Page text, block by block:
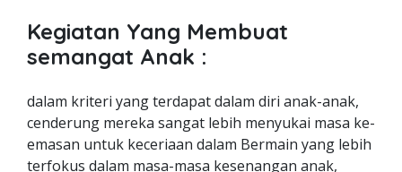
Kegiatan Yang Membuat
semangat Anak :
dalam kriteri yang terdapat dalam diri anak-anak,
cenderung mereka sangat lebih menyukai masa ke-
emasan untuk keceriaan dalam Bermain yang lebih
terfokus dalam masa-masa kesenangan anak,